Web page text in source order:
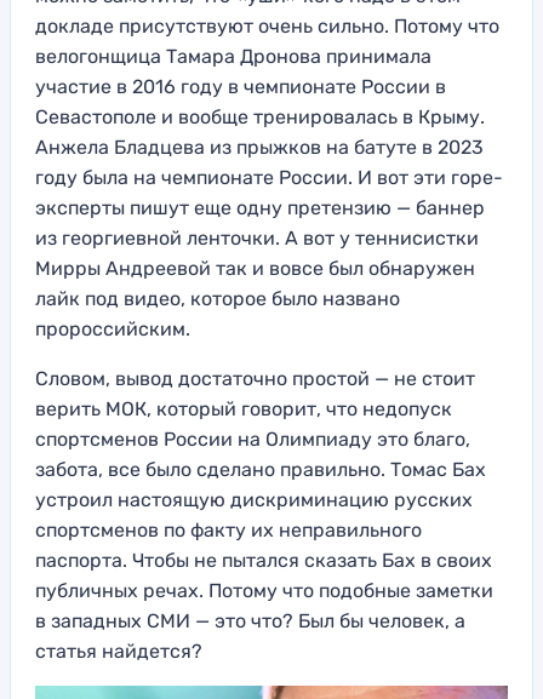
докладе присутствуют очень сильно. Потому что
велогонщица Тамара Дронова принимала
участие в 2016 году в чемпионате России в
Севастополе и вообще тренировалась в Крыму.
Анжела Бладцева из прыжков на батуте в 2023
году была на чемпионате России. И вот эти горе-
эксперты пишут еще одну претензию — баннер
из георгиевной ленточки. А вот у теннисистки
Мирры Андреевой так и вовсе был обнаружен
лайк под видео, которое было названо
пророссийским.
Словом, вывод достаточно простой — не стоит
верить МОК, который говорит, что недопуск
спортсменов России на Олимпиаду это благо,
забота, все было сделано правильно. Томас Бах
устроил настоящую дискриминацию русских
спортсменов по факту их неправильного
паспорта. Чтобы не пытался сказать Бах в своих
публичных речах. Потому что подобные заметки
в западных СМИ — это что? Был бы человек, а
статья найдется?